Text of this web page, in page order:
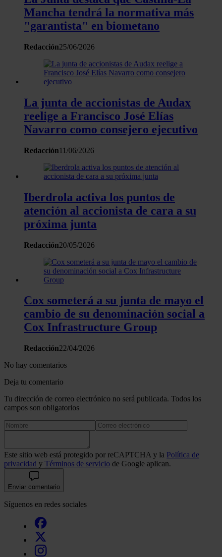
y analizar el tráfico. Además, compartimos información
el uso que haga del sitio web con nuestros partners de redes
sociales, publicidad y análisis web, quienes pueden
que hayan recopilado a partir del uso que haya hecho de sus
Mancha tendrá la normativa más
"garantista" en biometano
Redacción25/06/2026
La junta de accionistas de Audax
reelige a Francisco José Elías
Navarro como consejero ejecutivo
Redacción11/06/2026
Iberdrola activa los puntos de
atención al accionista de cara a su
próxima junta
Redacción20/05/2026
Cox someterá a su junta de mayo el
cambio de su denominación social a
Cox Infrastructure Group
Redacción22/04/2026
No hay comentarios
Deja tu comentario
Tu dirección de correo electrónico no será publicada. Todos los
campos son obligatorios
Este sitio web está protegido por reCAPTCHA y la Política de
privacidad y Términos de servicio de Google aplican.
Enviar comentario
Síguenos en redes sociales